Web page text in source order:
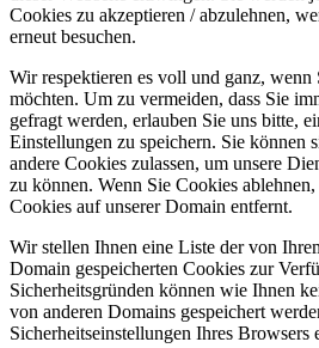
Cookies zu akzeptieren / abzulehnen,
erneut besuchen.
Wir respektieren es voll und ganz, wenn
möchten. Um zu vermeiden, dass Sie
gefragt werden, erlauben Sie uns bitte,
Einstellungen zu speichern. Sie können
andere Cookies zulassen, um unsere
zu können. Wenn Sie Cookies
Cookies auf unserer Domain entfernt.
Wir stellen Ihnen eine Liste der von
Domain gespeicherten Cookies zur
Sicherheitsgründen können wie Ihnen
von anderen Domains gespeichert
Sicherheitseinstellungen Ihres Browsers